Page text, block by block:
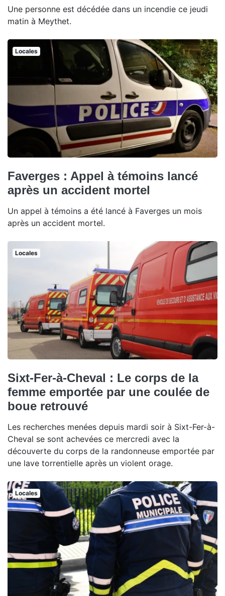
Une personne est décédée dans un incendie ce jeudi
matin à Meythet.
Locales
Faverges : Appel à témoins lancé
après un accident mortel
Un appel à témoins a été lancé à Faverges un mois
après un accident mortel.
Locales
Sixt-Fer-à-Cheval : Le corps de la
femme emportée par une coulée de
boue retrouvé
Les recherches menées depuis mardi soir à Sixt-Fer-à-
Cheval se sont achevées ce mercredi avec la
découverte du corps de la randonneuse emportée par
une lave torrentielle après un violent orage.
Locales